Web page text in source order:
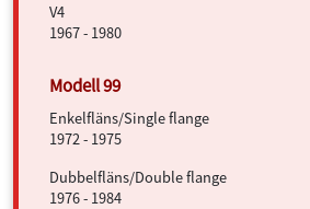
V4
1967 - 1980
Enkelfläns/Single flange
1972 - 1975
Dubbelfläns/Double flange
1976 - 1984